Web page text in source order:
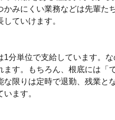
みにくい業務などは先輩た
ていけます。
分単位で支給しています。
す。もちろん、根底には「
限りは定時で退勤、残業と
ます。